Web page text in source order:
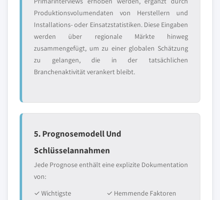
Produktionsvolumendaten von Herstellern und
Installations- oder Einsatzstatistiken. Diese Eingaben
werden über regionale Märkte hinweg
zusammengefügt, um zu einer globalen Schätzung
zu gelangen, die in der tatsächlichen
Branchenaktivität verankert bleibt.
5. Prognosemodell Und
Schlüsselannahmen
Jede Prognose enthält eine explizite Dokumentation
von:
✓ Wichtigste
✓ Hemmende Faktoren